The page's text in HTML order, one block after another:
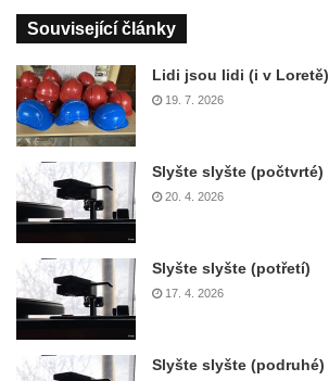
Související články
Lidi jsou lidi (i v Loretě)
19. 7. 2026
Slyšte slyšte (počtvrté)
20. 4. 2026
Slyšte slyšte (potřetí)
17. 4. 2026
Slyšte slyšte (podruhé)